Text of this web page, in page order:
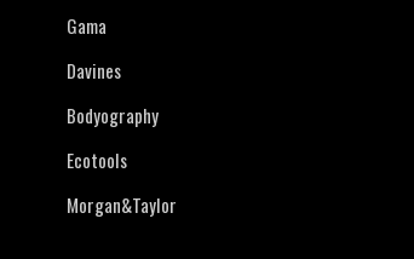
Gama
Davines
Bodyography
Ecotools
Morgan&Taylor